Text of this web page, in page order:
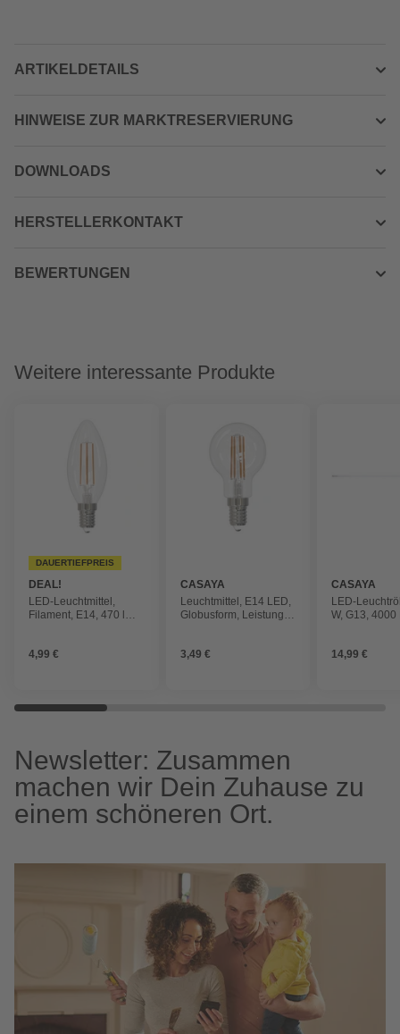
ARTIKELDETAILS
HINWEISE ZUR MARKTRESERVIERUNG
DOWNLOADS
HERSTELLERKONTAKT
BEWERTUNGEN
Weitere interessante Produkte
DAUERTIEFPREIS
DEAL!
LED-Leuchtmittel,
Filament, E14, 470 lm,
4,99 €
CASAYA
Leuchtmittel, E14 LED,
Globusform, Leistung:
3,49 €
CASAYA
LED-
W, G13, 4000
14,99 €
Newsletter: Zusammen
machen wir Dein Zuhause zu
einem schöneren Ort.